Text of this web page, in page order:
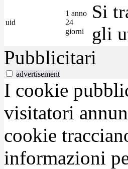
uid
1 anno
24
giorni
Si
gli
Pubblicitari
advertisement
I cookie
visitatori
cookie
informazioni